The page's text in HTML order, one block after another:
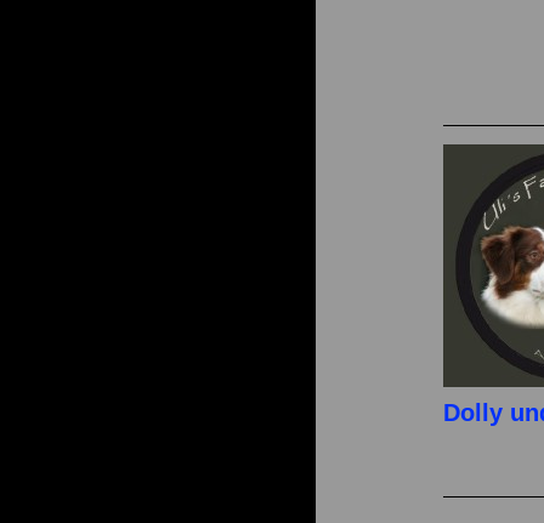
Dolly